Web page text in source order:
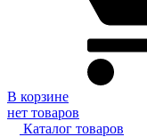
В корзине
нет товаров
Каталог товаров